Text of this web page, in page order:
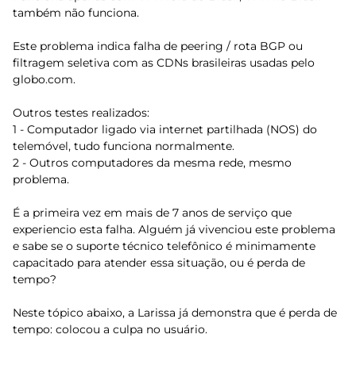
também não funciona.
Este problema indica falha de peering / rota BGP ou
filtragem seletiva com as CDNs brasileiras usadas pelo
globo.com.
Outros testes realizados:
1 - Computador ligado via internet partilhada (NOS) do
telemóvel, tudo funciona normalmente.
2 - Outros computadores da mesma rede, mesmo
problema.
É a primeira vez em mais de 7 anos de serviço que
experiencio esta falha. Alguém já vivenciou este problema
e sabe se o suporte técnico telefônico é minimamente
capacitado para atender essa situação, ou é perda de
tempo?
Neste tópico abaixo, a Larissa já demonstra que é perda de
tempo: colocou a culpa no usuário.